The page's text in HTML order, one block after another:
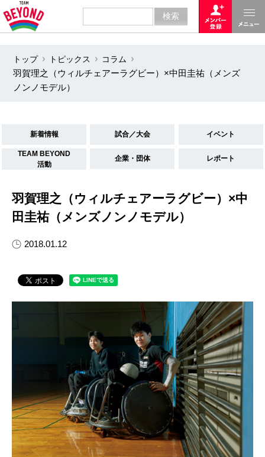
トップ トピックス
コラム
羽賀理之（ウィルチェアーラグビー）×中田圭祐（メンズ
ノンノモデル）
新着情報 試合／大会 イベント
TEAM BEYOND
活動
企業・団体 レポート
羽賀理之（ウィルチェアーラグビー）×中
田圭祐（メンズノンノモデル）
2018.01.12